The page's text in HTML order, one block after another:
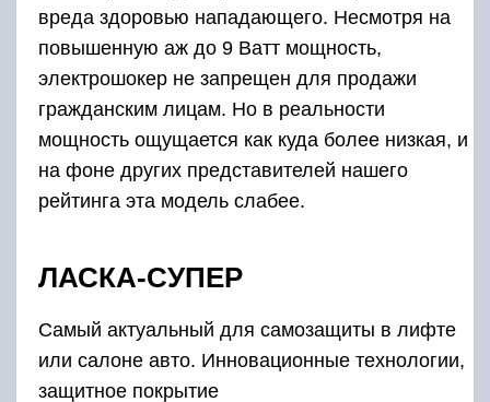
вреда здоровью нападающего. Несмотря на
повышенную аж до 9 Ватт мощность,
электрошокер не запрещен для продажи
гражданским лицам. Но в реальности
мощность ощущается как куда более низкая, и
на фоне других представителей нашего
рейтинга эта модель слабее.
ЛАСКА-СУПЕР
Самый актуальный для самозащиты в лифте
или салоне авто. Инновационные технологии,
защитное покрытие